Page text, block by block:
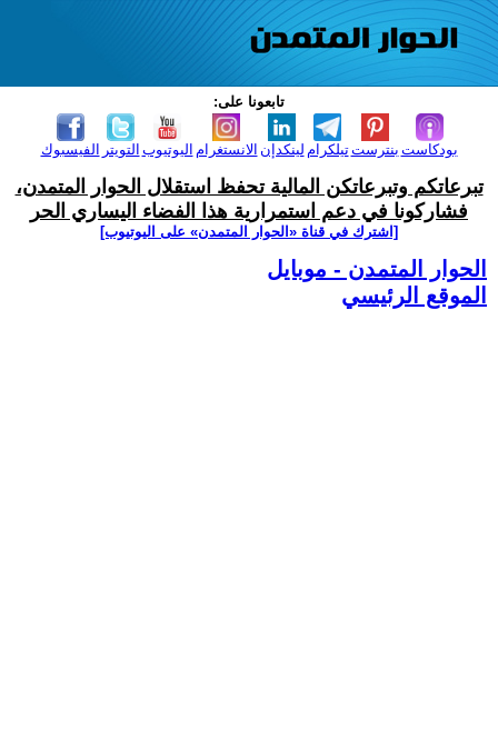
تابعونا على:
الفيسبوك التويتر اليوتيوب الانستغرام لينكدإن تيلكرامبنترست بودكاست
تبرعاتكم وتبرعاتكن المالية تحفظ استقلال الحوار المتمدن،
فشاركونا في دعم استمرارية هذا الفضاء اليساري الحر
[اشترك في قناة ‫«الحوار المتمدن» على اليوتيوب]
الحوار المتمدن - موبايل
الموقع الرئيسي